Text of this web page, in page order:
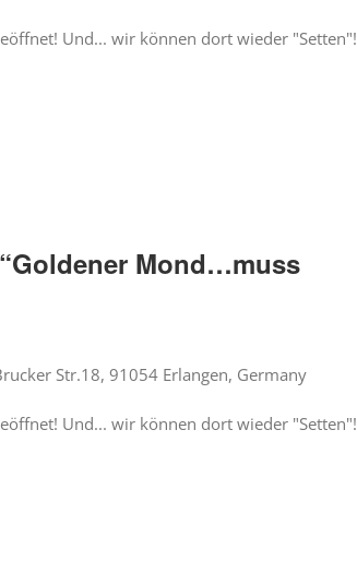
Und... wir können dort wieder "Setten"!
Mond…muss
Str.18, 91054 Erlangen, Germany
Und... wir können dort wieder "Setten"!